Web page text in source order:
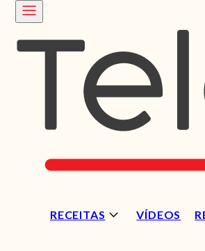
RECEITAS VÍDEOS